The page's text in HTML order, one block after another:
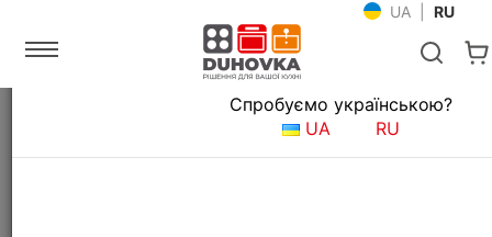
UA RU
Мойки и смесители
Дозатор для моющих средств Teka
Язык магазина
Спробуємо українською?
UA
RU